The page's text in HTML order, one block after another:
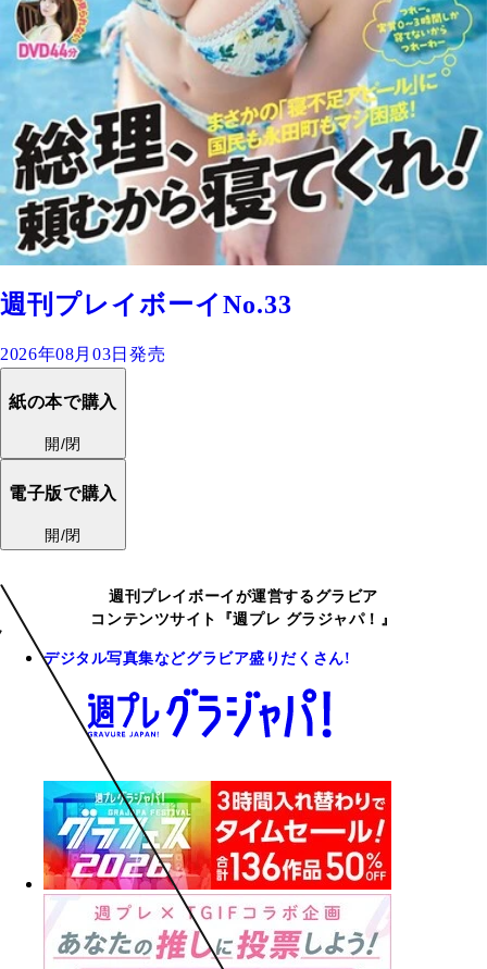
週刊プレイボーイNo.33
2026年08月03日発売
紙の本で購入
開/閉
電子版で購入
開/閉
週刊プレイボーイが運営するグラビア
コンテンツサイト『週プレ グラジャパ！』
デジタル写真集などグラビア盛りだくさん!